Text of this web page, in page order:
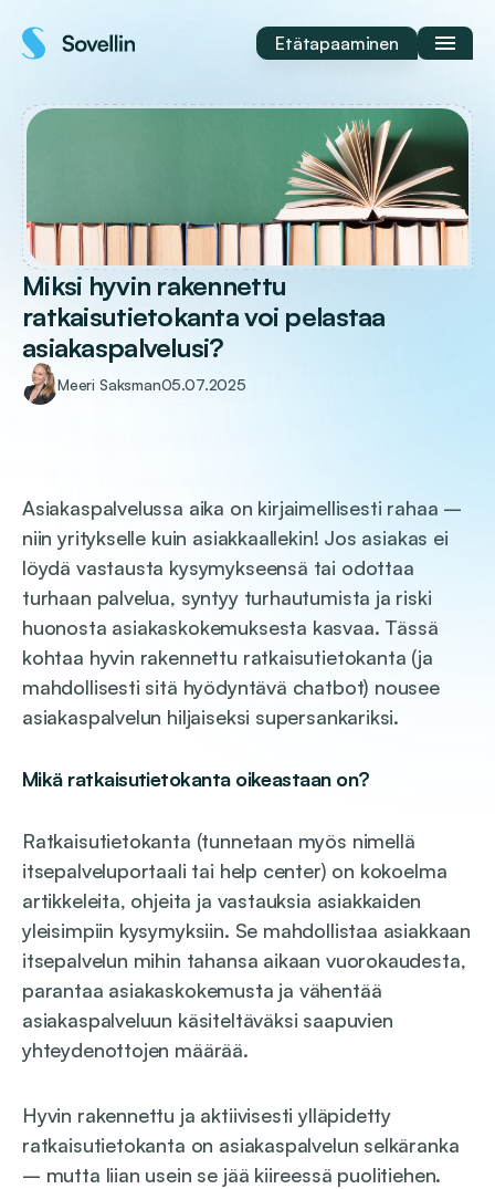
sisältöön
Etätapaaminen
Miksi hyvin rakennettu
ratkaisutietokanta voi pelastaa
asiakaspalvelusi?
Meeri Saksman05.07.2025
Asiakaspalvelussa aika on kirjaimellisesti rahaa –
niin yritykselle kuin asiakkaallekin! Jos asiakas ei
löydä vastausta kysymykseensä tai odottaa
turhaan palvelua, syntyy turhautumista ja riski
huonosta asiakaskokemuksesta kasvaa. Tässä
kohtaa hyvin rakennettu ratkaisutietokanta (ja
mahdollisesti sitä hyödyntävä chatbot) nousee
asiakaspalvelun hiljaiseksi supersankariksi.
Mikä ratkaisutietokanta oikeastaan on?
Ratkaisutietokanta (tunnetaan myös nimellä
itsepalveluportaali tai help center) on kokoelma
artikkeleita, ohjeita ja vastauksia asiakkaiden
yleisimpiin kysymyksiin. Se mahdollistaa asiakkaan
itsepalvelun mihin tahansa aikaan vuorokaudesta,
parantaa asiakaskokemusta ja vähentää
asiakaspalveluun käsiteltäväksi saapuvien
yhteydenottojen määrää.
Hyvin rakennettu ja aktiivisesti ylläpidetty
ratkaisutietokanta on asiakaspalvelun selkäranka
– mutta liian usein se jää kiireessä puolitiehen.